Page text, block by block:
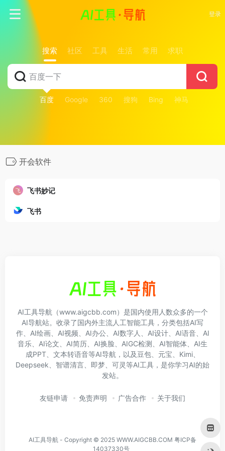
登录
搜索 社区 工具 生活 常用 求职
百度 Google 360 搜狗 Bing 神马
开会软件
飞书妙记
飞书
AI工具导航（www.aigcbb.com）是国内使用人数众多的一个
AI导航站。收录了国内外主流人工智能工具，分类包括AI写
作、AI绘画、AI视频、AI办公、AI数字人、AI设计、AI语音、AI
音乐、AI论文、AI简历、AI换脸、AIGC检测、AI智能体、AI生
成PPT、文本转语音等AI导航，以及豆包、元宝、Kimi、
Deepseek、智谱清言、即梦、可灵等AI工具，是你学习AI的始
发站。
友链申请 免责声明 广告合作 关于我们
AI工具导航 - Copyright © 2025 WWW.AIGCBB.COM 粤ICP备
14037330号